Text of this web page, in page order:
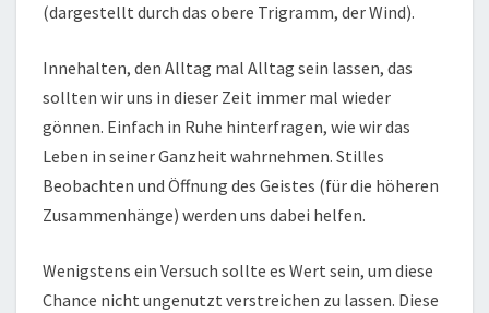
(dargestellt durch das obere Trigramm, der Wind).
Innehalten, den Alltag mal Alltag sein lassen, das
sollten wir uns in dieser Zeit immer mal wieder
gönnen. Einfach in Ruhe hinterfragen, wie wir das
Leben in seiner Ganzheit wahrnehmen. Stilles
Beobachten und Öffnung des Geistes (für die höheren
Zusammenhänge) werden uns dabei helfen.
Wenigstens ein Versuch sollte es Wert sein, um diese
Chance nicht ungenutzt verstreichen zu lassen. Diese